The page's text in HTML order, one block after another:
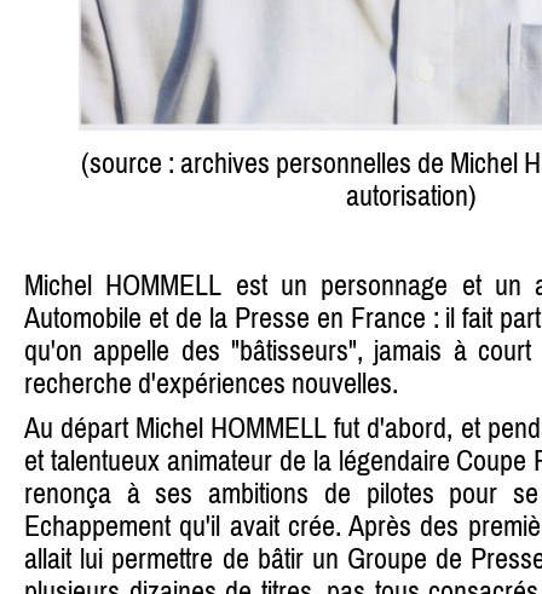
(source : archives personnelles de Michel
autorisation)
Michel HOMMELL est un personnage et un
Automobile et de la Presse en France : il fait
qu'on appelle des "bâtisseurs", jamais à
recherche d'expériences nouvelles.
Au départ Michel HOMMELL fut d'abord, et
et talentueux animateur de la légendaire Coupe
renonça à ses ambitions de pilotes pour
Echappement qu'il avait crée. Après des
allait lui permettre de bâtir un Groupe de